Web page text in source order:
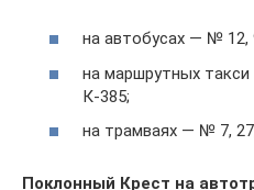
на автобусах — № 12,
на маршрутных
К-385;
на трамваях — № 7,
Поклонный Крест на